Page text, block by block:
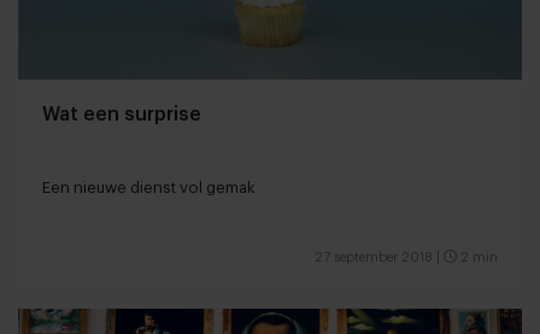
Wat een surprise
Een nieuwe dienst vol gemak
27 september 2018 2 min